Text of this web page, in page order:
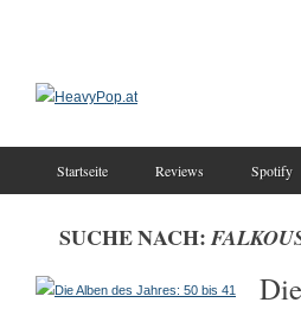
Startseite Reviews Spotify
SUCHE NACH: